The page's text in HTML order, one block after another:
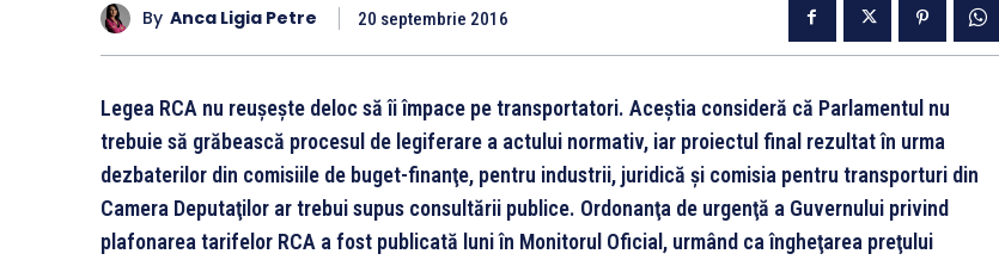
By Anca Ligia Petre 20 septembrie 2016
Legea RCA nu reușește deloc să îi împace pe transportatori. Aceștia consideră că Parlamentul nu
trebuie să grăbească procesul de legiferare a actului normativ, iar proiectul final rezultat în urma
dezbaterilor din comisiile de buget-finanţe, pentru industrii, juridică şi comisia pentru transporturi din
Camera Deputaţilor ar trebui supus consultării publice. Ordonanţa de urgenţă a Guvernului privind
plafonarea tarifelor RCA a fost publicată luni în Monitorul Oficial, urmând ca îngheţarea preţului